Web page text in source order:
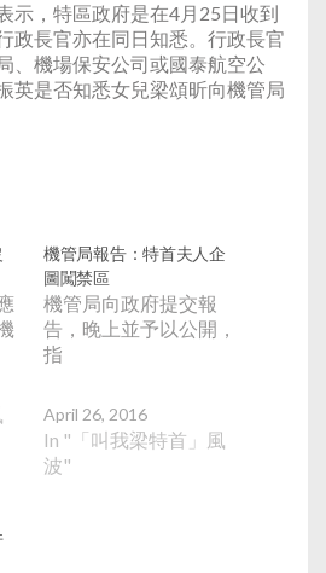
示，特區政府是在4月25日收到
政長官亦在同日知悉。行政長官
、機場保安公司或國泰航空公
英是否知悉女兒梁頌昕向機管局
機管局報告：特首夫人企
圖闖禁區
機管局向政府提交報
告，晚上並予以公開，
指
April 26, 2016
In "「叫我梁特首」風
波"